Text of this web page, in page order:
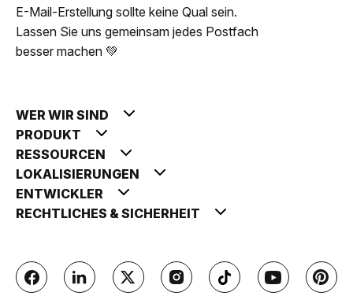
E-Mail-Erstellung sollte keine Qual sein.
Lassen Sie uns gemeinsam jedes Postfach
besser machen 💚
WER WIR SIND
PRODUKT
RESSOURCEN
LOKALISIERUNGEN
ENTWICKLER
RECHTLICHES & SICHERHEIT